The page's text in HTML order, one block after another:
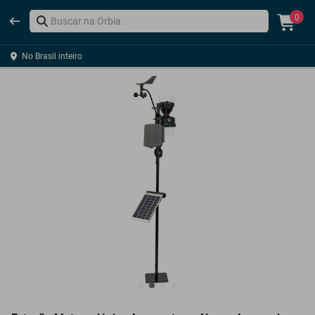
0
No Brasil inteiro